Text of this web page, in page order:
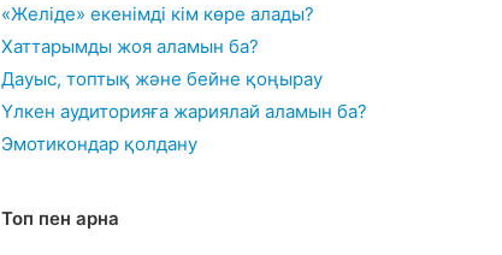
«Желіде» екенімді кім көре алады?
Хаттарымды жоя аламын ба?
Дауыс, топтық және бейне қоңырау
Үлкен аудиторияға жариялай аламын ба?
Эмотикондар қолдану
Топ пен арна